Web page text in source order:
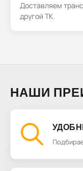
Доставляем
другой ТК.
НАШИ